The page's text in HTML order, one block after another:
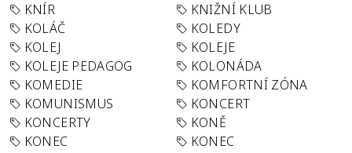
KNÍR
KNIŽNÍ KLUB
KOLÁČ
KOLEDY
KOLEJ
KOLEJE
KOLEJE PEDAGOG
KOLONÁDA
KOMEDIE
KOMFORTNÍ ZÓNA
KOMUNISMUS
KONCERT
KONCERTY
KONĚ
KONEC
KONEC